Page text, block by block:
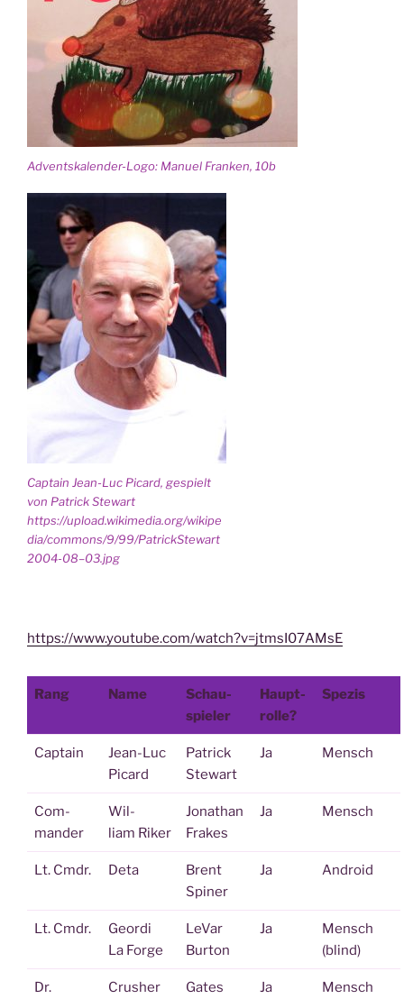
Advents­ka­len­der-Logo: Manu­el Fran­ken, 10b
Cap­tain Jean-Luc Picard, gespielt
von Patrick Ste­wart
https://upload.wikimedia.org/wikipe
dia/commons/9/99/PatrickStewart
2004-08–03.jpg
https://www.youtube.com/watch?v=jtmsI07AMsE
Rang Name
Schau­
spie­ler
Haupt­
rol­le?
Spe­zis
Cap­tain
Jean-Luc
Picard
Patrick
Ste­wart
Ja Mensch
Com­
man­der
Wil­
liam Riker
Jona­than
Frakes
Ja Mensch
Lt. Cmdr. Deta
Brent
Spi­ner
Ja Android
Lt. Cmdr.
Geor­di
La Forge
LeVar
Bur­ton
Ja
Mensch
(blind)
Dr. Crus­her
Gates
Ja
Mensch